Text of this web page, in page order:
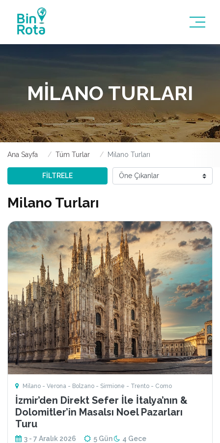
MILANO TURLARI
Ana Sayfa Tüm Turlar Milano Turları
FİLTRELE
Milano Turları
Milano - Verona - Bolzano - Sirmione - Trento - Como
İzmir’den Direkt Sefer İle İtalya’nın &
Dolomitler’in Masalsı Noel Pazarları
Turu
3 - 7 Aralık 2026 5 Gün 4 Gece